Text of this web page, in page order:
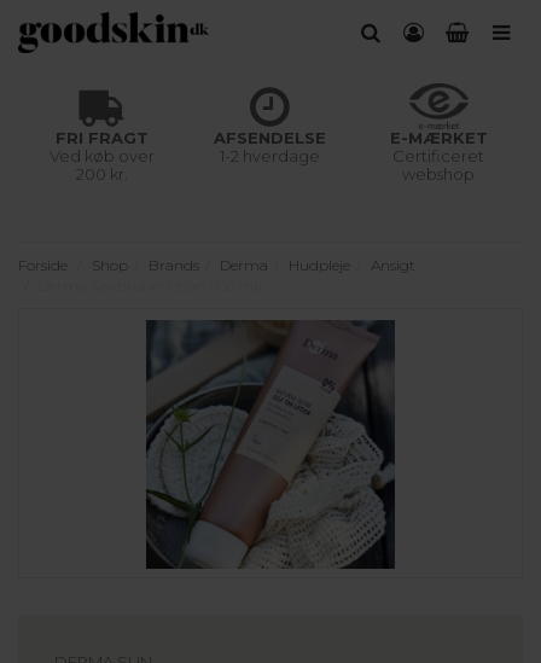
FRI FRAGT
Ved køb over
200 kr.
AFSENDELSE
1-2 hverdage
E-MÆRKET
Certificeret
webshop
Forside Shop Brands Derma Hudpleje
Ansigt